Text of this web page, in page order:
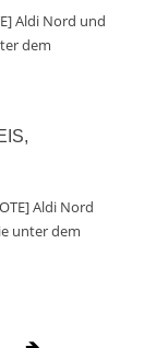
Aldi Nord und
dem
Aldi Nord
unter dem